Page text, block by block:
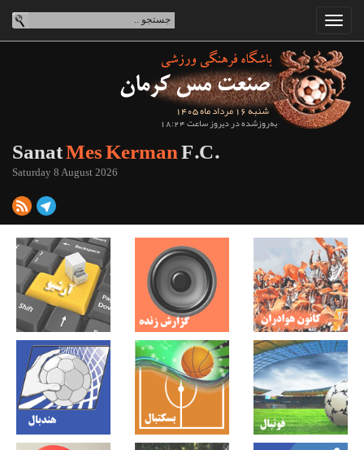
شنبه 16 مرداد ماه 1405
به‌روزشده در دیروز ساعت 18:24
SanatMes KermanF.C.
Saturday 8 August 2026